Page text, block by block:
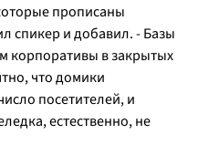
прописаны
спикер и добавил. -Базы
корпоративы в закрытых
что домики
посетителей, и
естественно, не